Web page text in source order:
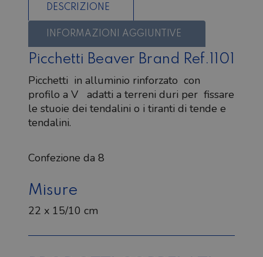
adatti
terreni
morbidi
quantità
DESCRIZIONE
INFORMAZIONI AGGIUNTIVE
Picchetti Beaver Brand Ref.1101
Picchetti in alluminio rinforzato con
profilo a V adatti a terreni duri per fissare
le stuoie dei tendalini o i tiranti di tende e
tendalini.
Confezione da 8
Misure
22 x 15/10 cm